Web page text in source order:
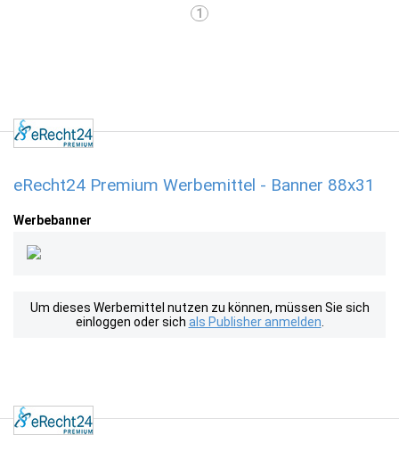
1
eRecht24 Premium Werbemittel - Banner 88x31
Werbebanner
Um dieses Werbemittel nutzen zu können, müssen Sie sich
einloggen oder sich als Publisher anmelden